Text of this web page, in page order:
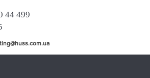
44 499